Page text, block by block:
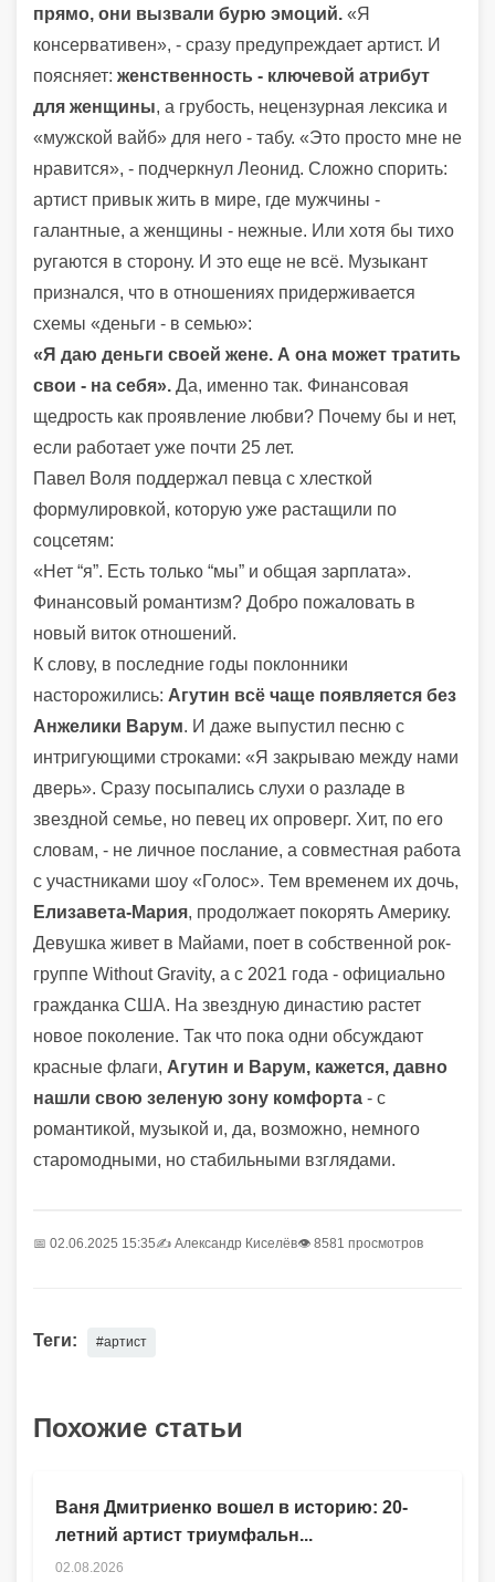
прямо, они вызвали бурю эмоций. «Я
консервативен», - сразу предупреждает артист. И
поясняет: женственность - ключевой атрибут
для женщины, а грубость, нецензурная лексика и
«мужской вайб» для него - табу. «Это просто мне не
нравится», - подчеркнул Леонид. Сложно спорить:
артист привык жить в мире, где мужчины -
галантные, а женщины - нежные. Или хотя бы тихо
ругаются в сторону. И это еще не всё. Музыкант
признался, что в отношениях придерживается
схемы «деньги - в семью»:
«Я даю деньги своей жене. А она может тратить
свои - на себя». Да, именно так. Финансовая
щедрость как проявление любви? Почему бы и нет,
если работает уже почти 25 лет.
Павел Воля поддержал певца с хлесткой
формулировкой, которую уже растащили по
соцсетям:
«Нет “я”. Есть только “мы” и общая зарплата».
Финансовый романтизм? Добро пожаловать в
новый виток отношений.
К слову, в последние годы поклонники
насторожились: Агутин всё чаще появляется без
Анжелики Варум. И даже выпустил песню с
интригующими строками: «Я закрываю между нами
дверь». Сразу посыпались слухи о разладе в
звездной семье, но певец их опроверг. Хит, по его
словам, - не личное послание, а совместная работа
с участниками шоу «Голос». Тем временем их дочь,
Елизавета-Мария, продолжает покорять Америку.
Девушка живет в Майами, поет в собственной рок-
группе Without Gravity, а с 2021 года - официально
гражданка США. На звездную династию растет
новое поколение. Так что пока одни обсуждают
красные флаги, Агутин и Варум, кажется, давно
нашли свою зеленую зону комфорта - с
романтикой, музыкой и, да, возможно, немного
старомодными, но стабильными взглядами.
📅 02.06.2025 15:35✍️ Александр Киселёв👁 8581 просмотров
Теги: #артист
Похожие статьи
Ваня Дмитриенко вошел в историю: 20-
летний артист триумфальн...
02.08.2026